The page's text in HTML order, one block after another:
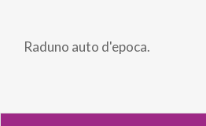
di
Raduno auto d'epoca.